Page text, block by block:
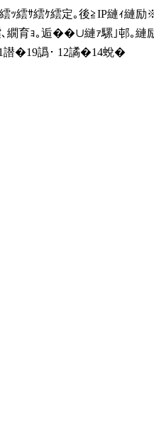
ｯ繧ｻ繧ｹ繧定｡後≧IP縺ｨ縺
繝育ｮ｡逅��∪縺ｧ騾｣邨｡縺
譛�19譌･ 12譎�14蛻�